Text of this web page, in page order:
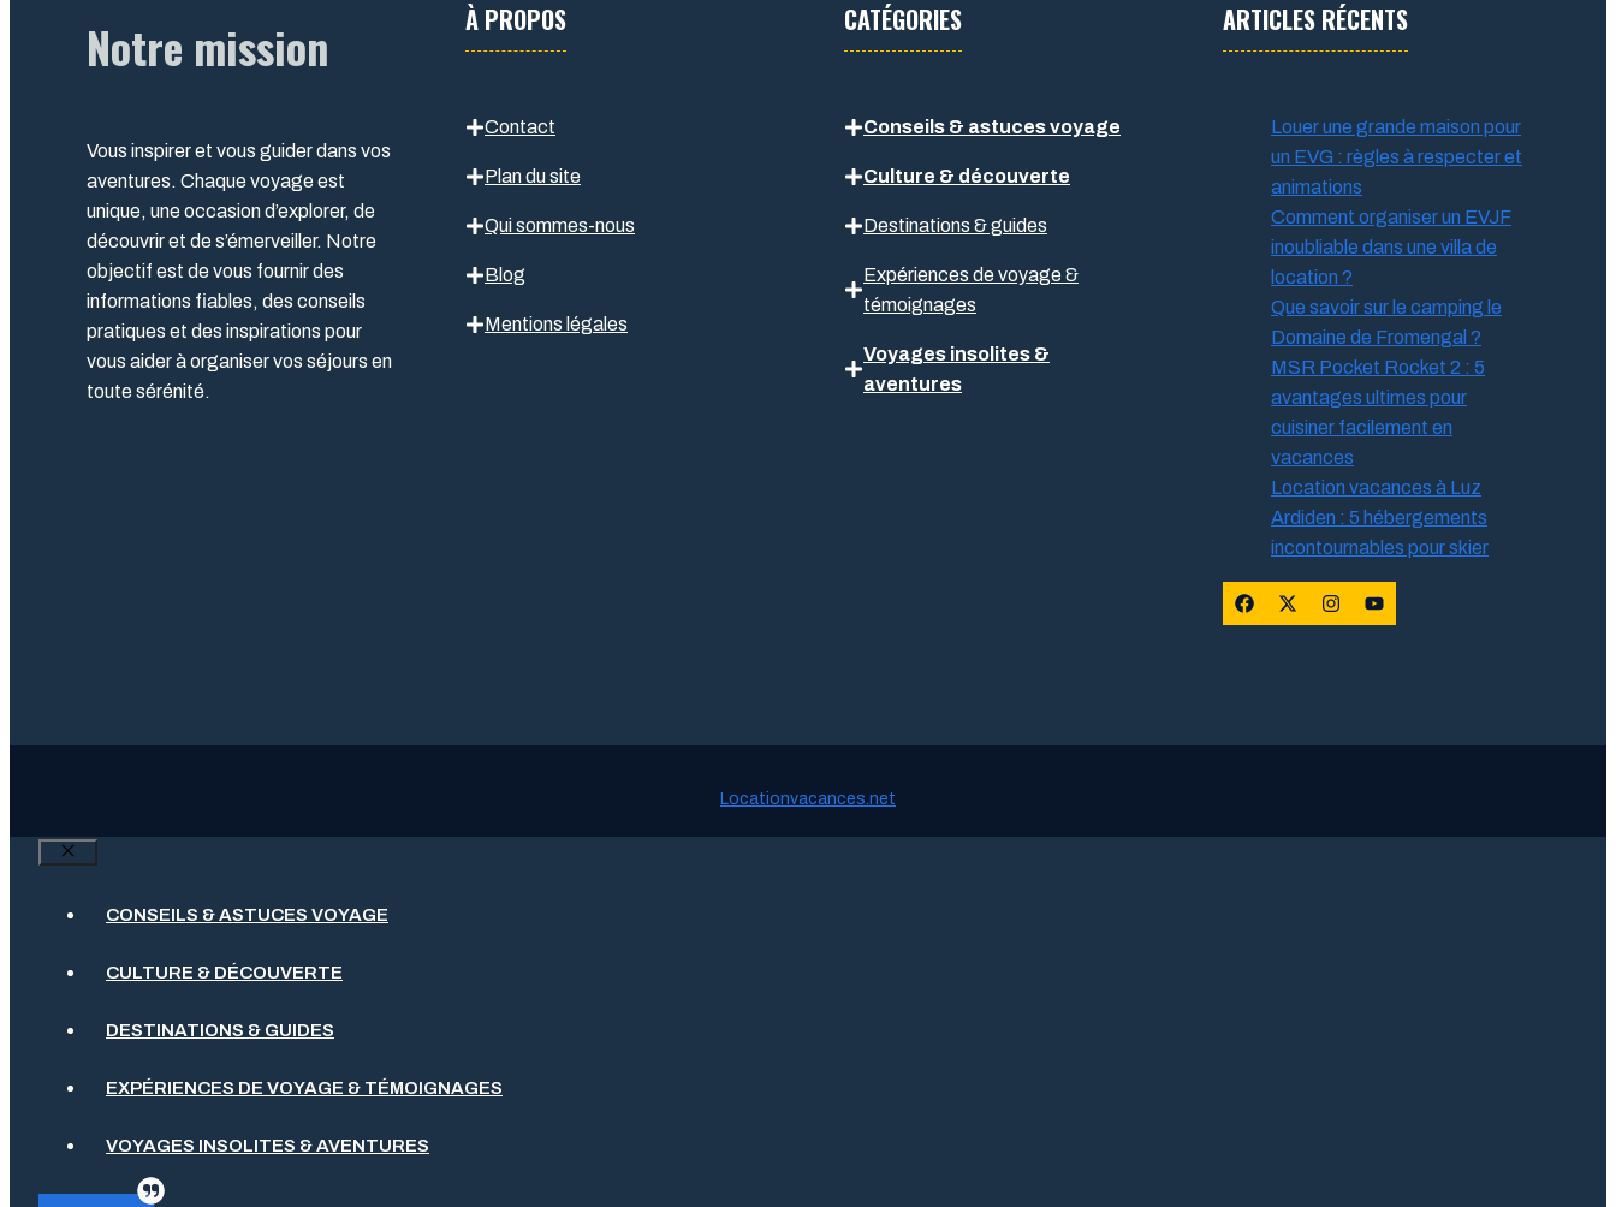
Notre mission
Vous inspirer et vous guider dans vos
aventures. Chaque voyage est
unique, une occasion d’explorer, de
découvrir et de s’émerveiller. Notre
objectif est de vous fournir des
informations fiables, des conseils
pratiques et des inspirations pour
vous aider à organiser vos séjours en
toute sérénité.
À PROPOS
Contact
Plan du site
Qui sommes-nous
Blog
Mentions légales
CATÉGORIES
Conseils & astuces voyage
Culture & découverte
Destinations & guides
Expériences de voyage &
témoignages
Voyages insolites &
aventures
ARTICLES RÉCENTS
Louer une grande maison pour
un EVG : règles à respecter et
animations
Comment organiser un EVJF
inoubliable dans une villa de
location ?
Que savoir sur le camping le
Domaine de Fromengal ?
MSR Pocket Rocket 2 : 5
avantages ultimes pour
cuisiner facilement en
vacances
Location vacances à Luz
Ardiden : 5 hébergements
incontournables pour skier
Locationvacances.net
Fermer
CONSEILS & ASTUCES VOYAGE
CULTURE & DÉCOUVERTE
DESTINATIONS & GUIDES
EXPÉRIENCES DE VOYAGE & TÉMOIGNAGES
VOYAGES INSOLITES & AVENTURES